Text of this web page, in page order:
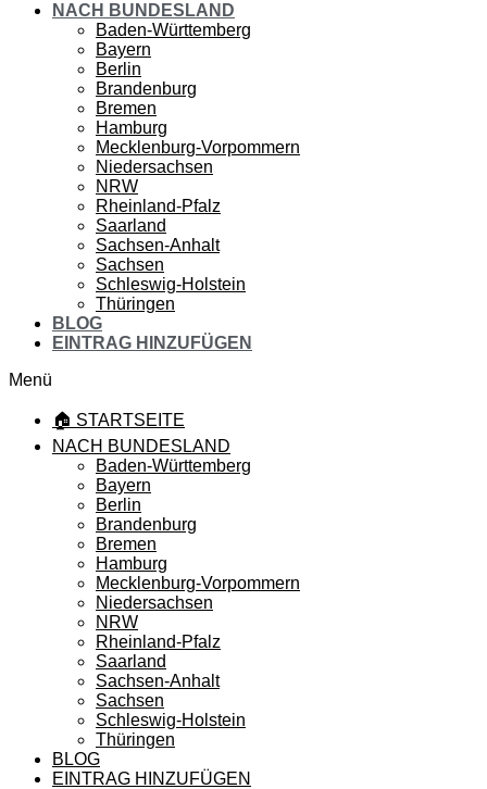
NACH BUNDESLAND
Baden-Württemberg
Bayern
Berlin
Brandenburg
Bremen
Hamburg
Mecklenburg-Vorpommern
Niedersachsen
NRW
Rheinland-Pfalz
Saarland
Sachsen-Anhalt
Sachsen
Schleswig-Holstein
Thüringen
BLOG
EINTRAG HINZUFÜGEN
Menü
🏠 STARTSEITE
NACH BUNDESLAND
Baden-Württemberg
Bayern
Berlin
Brandenburg
Bremen
Hamburg
Mecklenburg-Vorpommern
Niedersachsen
NRW
Rheinland-Pfalz
Saarland
Sachsen-Anhalt
Sachsen
Schleswig-Holstein
Thüringen
BLOG
EINTRAG HINZUFÜGEN